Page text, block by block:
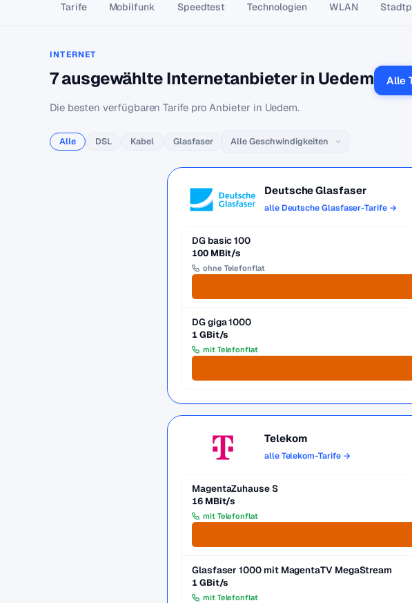
Tarife Mobilfunk Speedtest Technologien WLAN
INTERNET
7 ausgewählte Internetanbieter in Uedem Alle
Die besten verfügbaren Tarife pro Anbieter in Uedem.
Alle DSL Kabel Glasfaser
Deutsche Glasfaser
alle Deutsche Glasfaser-Tarife →
DG basic 100
100 MBit/s
ohne Telefonflat
DG giga 1000
1 GBit/s
mit Telefonflat
Telekom
alle Telekom-Tarife →
MagentaZuhause S
16 MBit/s
mit Telefonflat
Glasfaser 1000 mit MagentaTV MegaStream
1 GBit/s
mit Telefonflat